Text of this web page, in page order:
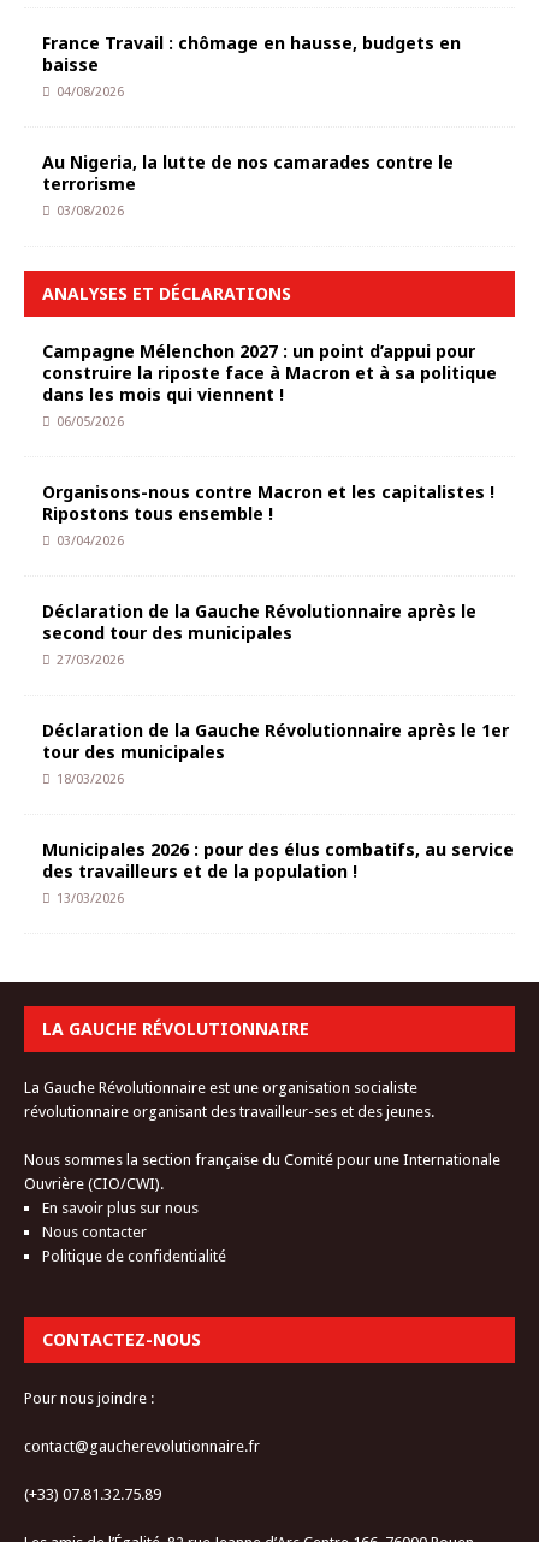
France Travail : chômage en hausse, budgets en
baisse
04/08/2026
Au Nigeria, la lutte de nos camarades contre le
terrorisme
03/08/2026
ANALYSES ET DÉCLARATIONS
Campagne Mélenchon 2027 : un point d’appui pour
construire la riposte face à Macron et à sa politique
dans les mois qui viennent !
06/05/2026
Organisons-nous contre Macron et les capitalistes !
Ripostons tous ensemble !
03/04/2026
Déclaration de la Gauche Révolutionnaire après le
second tour des municipales
27/03/2026
Déclaration de la Gauche Révolutionnaire après le 1er
tour des municipales
18/03/2026
Municipales 2026 : pour des élus combatifs, au service
des travailleurs et de la population !
13/03/2026
LA GAUCHE RÉVOLUTIONNAIRE
La Gauche Révolutionnaire est une organisation socialiste
révolutionnaire organisant des travailleur-ses et des jeunes.
Nous sommes la section française du Comité pour une Internationale
Ouvrière (CIO/CWI).
En savoir plus sur nous
Nous contacter
Politique de confidentialité
CONTACTEZ-NOUS
Pour nous joindre :
contact@gaucherevolutionnaire.fr
(+33) 07.81.32.75.89